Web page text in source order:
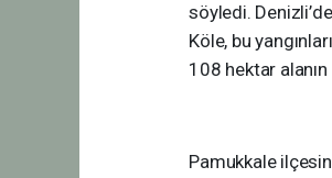
söyledi.
Köle, bu
108 hektar
Pamukkale